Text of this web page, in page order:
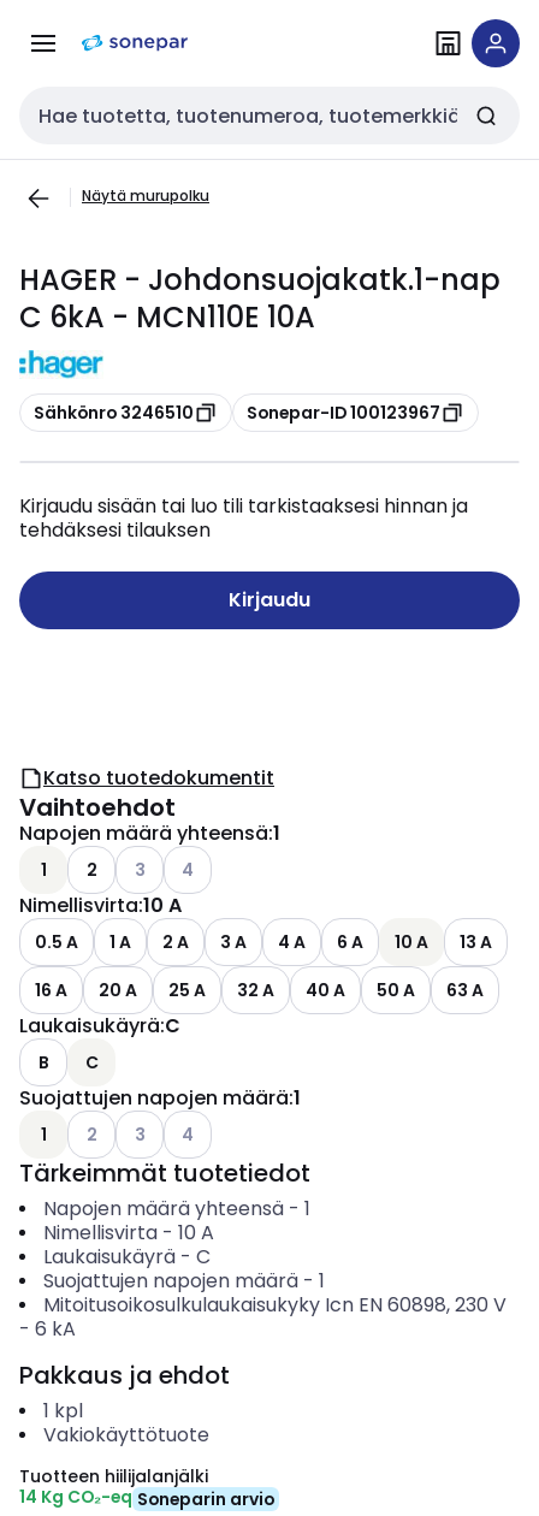
navigointiinsisältöön
Haku
Näytä murupolku
HAGER - Johdonsuojakatk.1-nap
C 6kA - MCN110E 10A
Kopioi
Sähkönro 3246510 Kopioi
Sonepar-ID 100123967
Kirjaudu sisään tai luo tili tarkistaaksesi hinnan ja
tehdäksesi tilauksen
Kirjaudu
Katso tuotedokumentit
Vaihtoehdot
Napojen määrä yhteensä:1
1 2 Katso käytettävissä olevat vaihtoehdot
3 Katso käytettävissä olevat vaihtoehdot
4
Nimellisvirta:10 A
0.5 A 1 A 2 A 3 A 4 A 6 A 10 A
13 A
16 A
20 A 25 A 32 A 40 A 50 A 63 A
Laukaisukäyrä:C
B C
Suojattujen napojen määrä:1
1 Katso käytettävissä olevat vaihtoehdot
2 Katso käytettävissä olevat vaihtoehdot
3 Katso käytettävissä olevat vaihtoehdot
4
Tärkeimmät tuotetiedot
Napojen määrä yhteensä- 1
Nimellisvirta- 10 A
Laukaisukäyrä- C
Suojattujen napojen määrä- 1
Mitoitusoikosulkulaukaisukyky Icn EN 60898, 230 V
- 6 kA
Pakkaus ja ehdot
1 kpl
Vakiokäyttötuote
Tuotteen hiilijalanjälki
14 Kg CO₂-eq Soneparin arvio